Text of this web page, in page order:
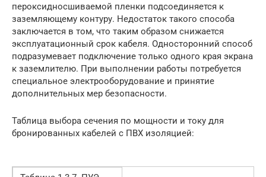
пероксидносшиваемой пленки подсоединяется к
заземляющему контуру. Недостаток такого способа
заключается в том, что таким образом снижается
эксплуатационный срок кабеля. Односторонний способ
подразумевает подключение только одного края экрана
к заземлителю. При выполнении работы потребуется
специальное электрооборудование и принятие
дополнительных мер безопасности.
Таблица выбора сечения по мощности и току для
бронированных кабелей с ПВХ изоляцией: